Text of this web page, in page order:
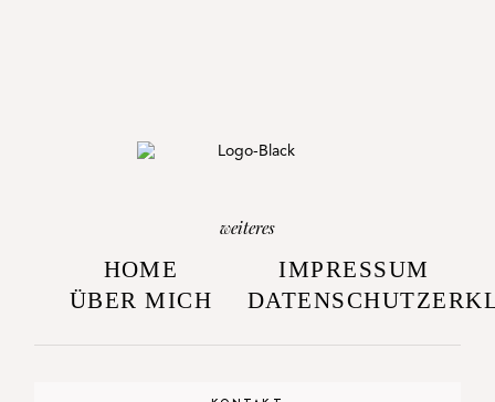
weiteres
HOME
IMPRESSUM
ÜBER MICH